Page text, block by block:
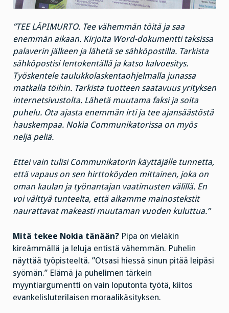
”TEE LÄPIMURTO. Tee vähemmän töitä ja saa
enemmän aikaan. Kirjoita Word-dokumentti taksissa
palaverin jälkeen ja lähetä se sähköpostilla. Tarkista
sähköpostisi lentokentällä ja katso kalvoesitys.
Työskentele taulukkolaskentaohjelmalla junassa
matkalla töihin. Tarkista tuotteen saatavuus yrityksen
internetsivustolta. Lähetä muutama faksi ja soita
puhelu. Ota ajasta enemmän irti ja tee ajansäästöstä
hauskempaa. Nokia Communikatorissa on myös
neljä peliä.
Ettei vain tulisi Communikatorin käyttäjälle tunnetta,
että vapaus on sen hirttoköyden mittainen, joka on
oman kaulan ja työnantajan vaatimusten välillä. En
voi välttyä tunteelta, että aikamme mainostekstit
naurattavat makeasti muutaman vuoden kuluttua.”
Mitä tekee Nokia tänään? Pipa on vieläkin
kireämmällä ja leluja entistä vähemmän. Puhelin
näyttää työpisteeltä. ”Otsasi hiessä sinun pitää leipäsi
syömän.” Elämä ja puhelimen tärkein
myyntiargumentti on vain loputonta työtä, kiitos
evankelisluterilaisen moraalikäsityksen.